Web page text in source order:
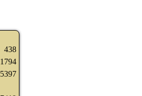
438
1794
5397